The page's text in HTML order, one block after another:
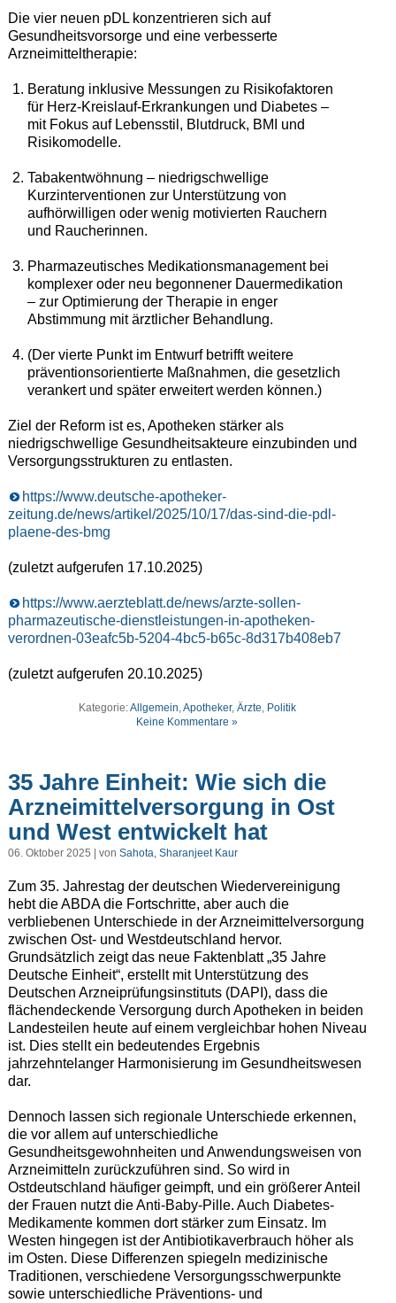
Die vier neuen pDL konzentrieren sich auf
Gesundheitsvorsorge und eine verbesserte
Arzneimitteltherapie:
Beratung inklusive Messungen zu Risikofaktoren
für Herz-Kreislauf-Erkrankungen und Diabetes –
mit Fokus auf Lebensstil, Blutdruck, BMI und
Risikomodelle.
Tabakentwöhnung – niedrigschwellige
Kurzinterventionen zur Unterstützung von
aufhörwilligen oder wenig motivierten Rauchern
und Raucherinnen.
Pharmazeutisches Medikationsmanagement bei
komplexer oder neu begonnener Dauermedikation
– zur Optimierung der Therapie in enger
Abstimmung mit ärztlicher Behandlung.
(Der vierte Punkt im Entwurf betrifft weitere
präventionsorientierte Maßnahmen, die gesetzlich
verankert und später erweitert werden können.)
Ziel der Reform ist es, Apotheken stärker als
niedrigschwellige Gesundheitsakteure einzubinden und
Versorgungsstrukturen zu entlasten.
https://www.deutsche-apotheker-
zeitung.de/news/artikel/2025/10/17/das-sind-die-pdl-
plaene-des-bmg
(zuletzt aufgerufen 17.10.2025)
https://www.aerzteblatt.de/news/arzte-sollen-
pharmazeutische-dienstleistungen-in-apotheken-
verordnen-03eafc5b-5204-4bc5-b65c-8d317b408eb7
(zuletzt aufgerufen 20.10.2025)
Kategorie:Allgemein,Apotheker, Ärzte, Politik
Keine Kommentare »
35 Jahre Einheit: Wie sich die
Arzneimittelversorgung in Ost
und West entwickelt hat
06. Oktober 2025 | von Sahota, Sharanjeet Kaur
Zum 35. Jahrestag der deutschen Wiedervereinigung
hebt die ABDA die Fortschritte, aber auch die
verbliebenen Unterschiede in der Arzneimittelversorgung
zwischen Ost- und Westdeutschland hervor.
Grundsätzlich zeigt das neue Faktenblatt „35 Jahre
Deutsche Einheit“, erstellt mit Unterstützung des
Deutschen Arzneiprüfungsinstituts (DAPI), dass die
flächendeckende Versorgung durch Apotheken in beiden
Landesteilen heute auf einem vergleichbar hohen Niveau
ist. Dies stellt ein bedeutendes Ergebnis
jahrzehntelanger Harmonisierung im Gesundheitswesen
dar.
Dennoch lassen sich regionale Unterschiede erkennen,
die vor allem auf unterschiedliche
Gesundheitsgewohnheiten und Anwendungsweisen von
Arzneimitteln zurückzuführen sind. So wird in
Ostdeutschland häufiger geimpft, und ein größerer Anteil
der Frauen nutzt die Anti-Baby-Pille. Auch Diabetes-
Medikamente kommen dort stärker zum Einsatz. Im
Westen hingegen ist der Antibiotikaverbrauch höher als
im Osten. Diese Differenzen spiegeln medizinische
Traditionen, verschiedene Versorgungsschwerpunkte
sowie unterschiedliche Präventions- und